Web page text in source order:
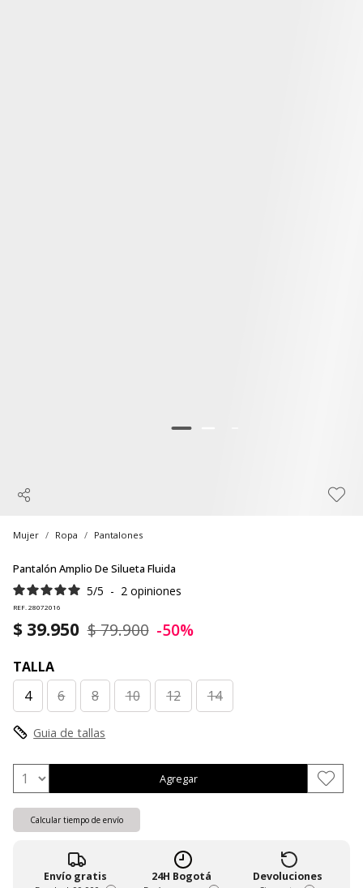
Mujer Ropa Pantalones
Pantalón Amplio De Silueta Fluida
5/5 - 2 opiniones
REF. 28072016
$ 39.950 $ 79.900 -50%
TALLA
4
6 8 10 12 14
Guia de tallas
Agregar
Calcular tiempo de envío
Envío gratis 24H Bogotá Devoluciones